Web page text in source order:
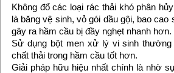
Không đổ các loại rác thải khó phân
là băng vệ sinh, vỏ gói dầu gội, bao
gây ra hầm cầu bị đầy nghẹt nhanh hơn.
Sử dụng bột men xử lý vi sinh thường
chất thải trong hầm cầu tốt hơn.
Giải pháp hữu hiệu nhất chính là nhờ